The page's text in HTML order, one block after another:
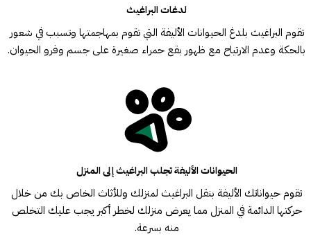
لدغات البراغيث
تقوم البراغيث بلدغ الحيوانات الأليفة التي تقوم بمهاجمتها وتسبب في شعور
بالحكة وعدم الارتياح مع ظهور بقع حمراء صغيرة على جسم وفرو الحيوان.
الحيوانات الأليفة تجلب البراغيث إلى المنزل
تقوم حيواناتك الأليفة بنقل البراغيث لمنزلك وللأثاث الخاص بك من خلال
حركتها الدائمة في المنزل مما يعرض منزلك لخطر أكبر يجب عليك التخلص
منه بسرعة.